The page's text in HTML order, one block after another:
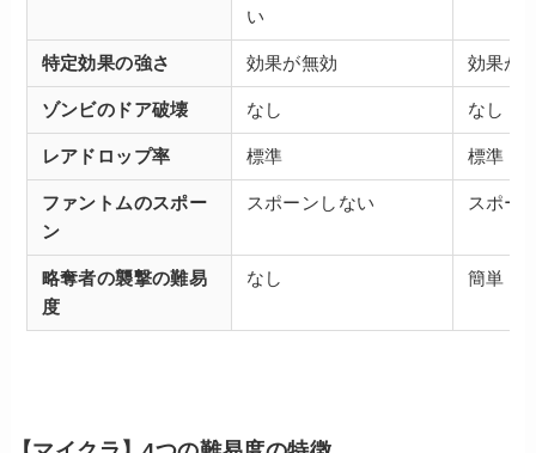
い
特定効果の強さ 効果が無効 効果が
ゾンビのドア破壊 なし なし
レアドロップ率 標準 標準
ファントムのスポー
ン
スポーンしない スポー
略奪者の襲撃の難易
度
なし 簡単